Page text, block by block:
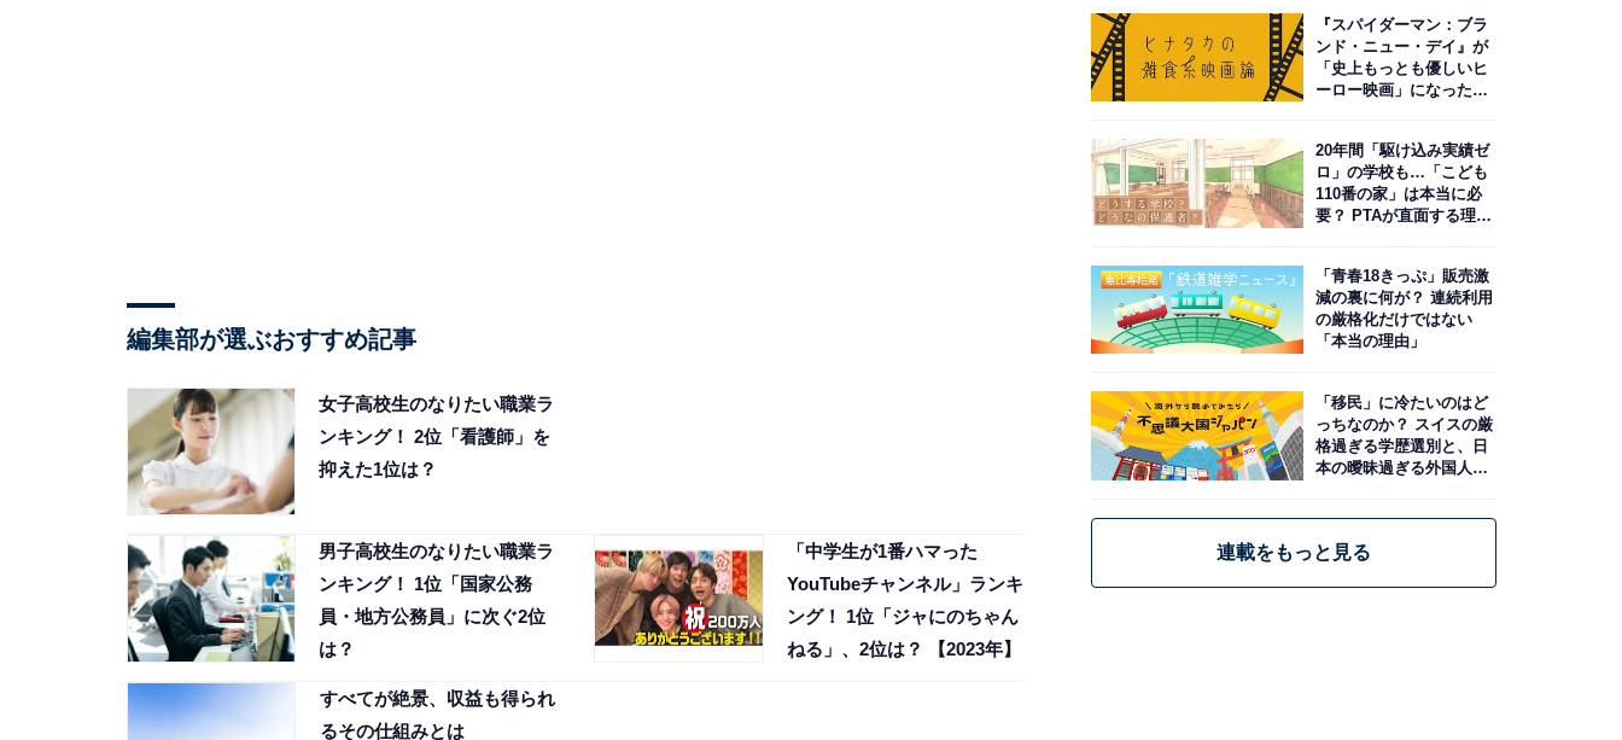
編集部が選ぶおすすめ記事
女子高校生のなりたい職業ラ
ンキング！ 2位「看護師」を
抑えた1位は？
男子高校生のなりたい職業ラ
ンキング！ 1位「国家公務
員・地方公務員」に次ぐ2位
は？
「中学生が1番ハマった
YouTubeチャンネル」ランキ
ング！ 1位「ジャにのちゃん
ねる」、2位は？ 【2023年】
すべてが絶景、収益も得られ
るその仕組みとは
『スパイダーマン：ブラ
ンド・ニュー・デイ』が
「史上もっとも優しいヒ
ーロー映画」になった理
20年間「駆け込み実績ゼ
ロ」の学校も…「こども
110番の家」は本当に必
要？ PTAが直面する理想
「青春18きっぷ」販売激
減の裏に何が？ 連続利用
の厳格化だけではない
「本当の理由」
「移民」に冷たいのはど
っちなのか？ スイスの厳
格過ぎる学歴選別と、日
本の曖昧過ぎる外国人政
連載をもっと見る